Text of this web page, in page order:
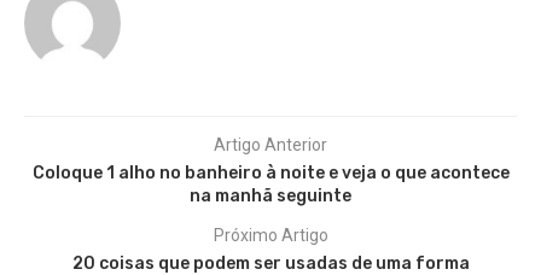
Artigo Anterior
Coloque 1 alho no banheiro à noite e veja o que acontece
na manhã seguinte
Próximo Artigo
20 coisas que podem ser usadas de uma forma